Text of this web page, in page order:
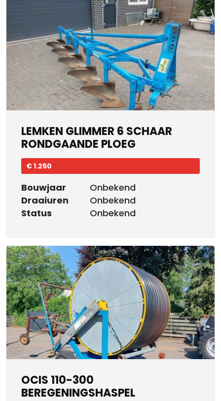
LEMKEN GLIMMER 6 SCHAAR
RONDGAANDE PLOEG
€ 1.250
Bouwjaar
Onbekend
Draaiuren
Onbekend
Status
Onbekend
OCIS 110-300
BEREGENINGSHASPEL